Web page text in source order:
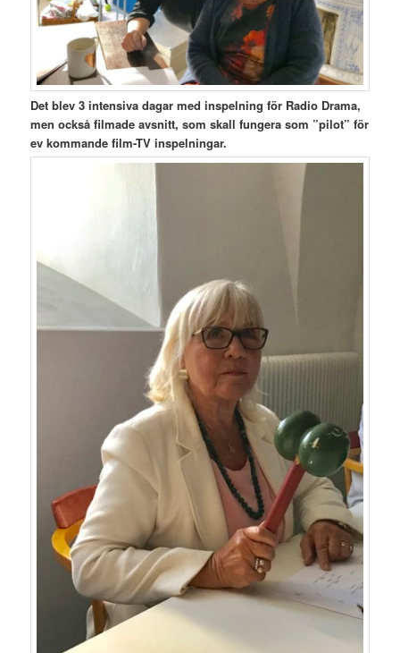
Det blev 3 intensiva dagar med inspelning för Radio Drama,
men också filmade avsnitt, som skall fungera som ”pilot” för
ev kommande film-TV inspelningar.